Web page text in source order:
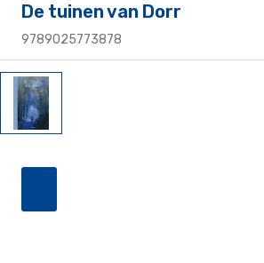
De tuinen van Dorr
9789025773878